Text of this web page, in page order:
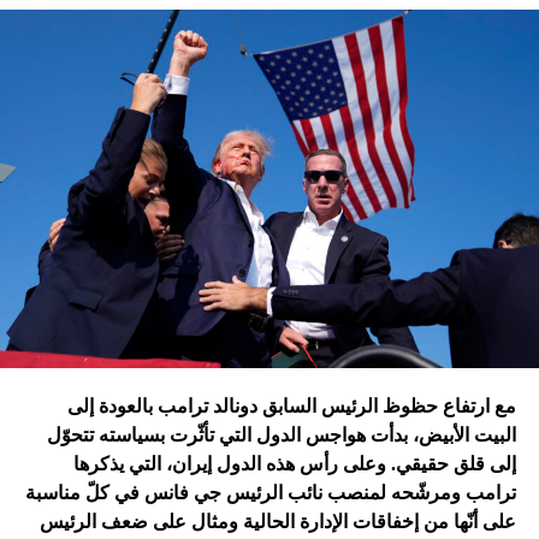
تقُم بمثله غارات التحالف الدولي؟ أم هي تدمير الطائرات
الإسرائيلية للمرّة الأولى مستودعاً لصواريخ الحزب في عمق
الجنوب في عدلون في قضاء الزهراني؟
ترامب الذي أكّد أنّه سينهي الحروب
التي اندلعت في عهد بايدن، قد
يضغط على إسرائيل لوقف الحرب
في غزة
إدارة بايدن ونهاية منظومة.. وانتقام نتنياهو
فتح باباً كبيراً على تحوّلات جذرية في السياسة الأميركية وتعاطي
إسرائيل معها، أبرزها:
مع ارتفاع حظوظ الرئيس السابق دونالد ترامب بالعودة إلى
البيت الأبيض، بدأت هواجس الدول التي تأثّرت بسياسته تتحوّل
إلى قلق حقيقي. وعلى رأس هذه الدول إيران، التي يذكرها
ترامب ومرشّحه لمنصب نائب الرئيس جي فانس في كلّ مناسبة
على أنّها من إخفاقات الإدارة الحالية ومثال على ضعف الرئيس